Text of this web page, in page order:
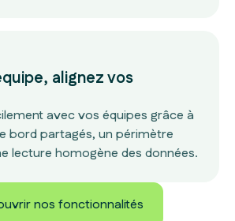
alignez vos
avec vos équipes grâce à
bord partagés, un périmètre
lecture homogène des données.
nos fonctionnalités